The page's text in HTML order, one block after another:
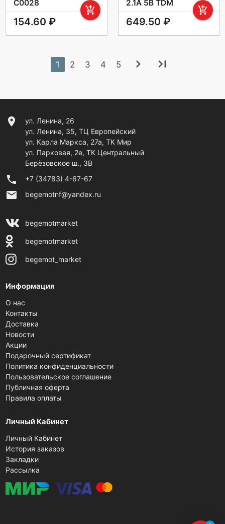
С0028
add_shopping_cart
154.60 ₽
2.1А 5В TDM
add_shopping_cart
649.50 ₽
1 2 3 4 5 chevron_right last_page
location_on
ул. Ленина, 26
ул. Ленина, 35, ТЦ Европейский
ул. Карла Маркса, 27а, ТК Мир
ул. Парковая, 2е, ТК Центральный
Берёзовское ш., 3В
phone +7 (34783) 4-67-67
email begemotnf@yandex.ru
begemotmarket
begemotmarket
begemot_market
Информация
О нас
Контакты
Доставка
Новости
Акции
Подарочный сертификат
Политика конфиденциальности
Пользовательское соглашение
Публичная оферта
Правила оплаты
Личный Кабинет
Личный Кабинет
История заказов
Закладки
Рассылка